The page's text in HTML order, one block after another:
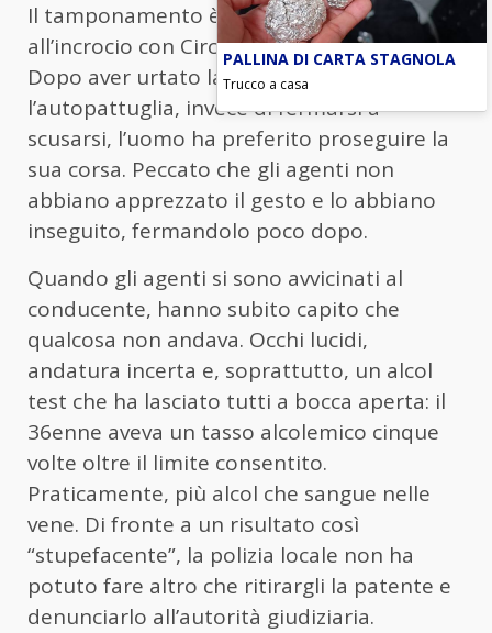
Il tamponamento è avvenuto in via Casilina,
all’incrocio con Circonvallazione Casilina.
Dopo aver urtato lateralmente
l’autopattuglia, invece di fermarsi a
scusarsi, l’uomo ha preferito proseguire la
sua corsa. Peccato che gli agenti non
abbiano apprezzato il gesto e lo abbiano
inseguito, fermandolo poco dopo.
Quando gli agenti si sono avvicinati al
conducente, hanno subito capito che
qualcosa non andava. Occhi lucidi,
andatura incerta e, soprattutto, un alcol
test che ha lasciato tutti a bocca aperta: il
36enne aveva un tasso alcolemico cinque
volte oltre il limite consentito.
Praticamente, più alcol che sangue nelle
vene. Di fronte a un risultato così
“stupefacente”, la polizia locale non ha
potuto fare altro che ritirargli la patente e
denunciarlo all’autorità giudiziaria.
PALLINA DI CARTA STAGNOLA
Trucco a casa